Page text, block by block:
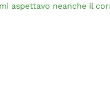
aspettavo neanche il